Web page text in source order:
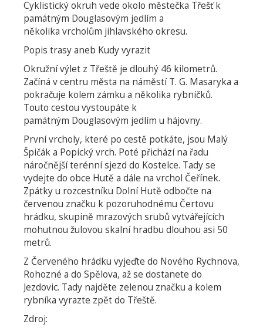
Cyklistický okruh vede okolo městečka Třešť k
památným Douglasovým jedlím a
několika vrcholům jihlavského okresu.
Popis trasy aneb Kudy vyrazit
Okružní výlet z Třeště je dlouhý 46 kilometrů.
Začíná v centru města na náměstí T. G. Masaryka a
pokračuje kolem zámku a několika rybníčků.
Touto cestou vystoupáte k
památným Douglasovým jedlím u hájovny.
První vrcholy, které po cestě potkáte, jsou Malý
Špičák a Popický vrch. Poté přichází na řadu
náročnější terénní sjezd do Kostelce. Tady se
vydejte do obce Hutě a dále na vrchol Čeřínek.
Zpátky u rozcestníku Dolní Hutě odbočte na
červenou značku k pozoruhodnému Čertovu
hrádku, skupině mrazových srubů vytvářejících
mohutnou žulovou skalní hradbu dlouhou asi 50
metrů.
Z Červeného hrádku vyjeďte do Nového Rychnova,
Rohozné a do Spělova, až se dostanete do
Jezdovic. Tady najděte zelenou značku a kolem
rybníka vyrazte zpět do Třeště.
Zdroj: